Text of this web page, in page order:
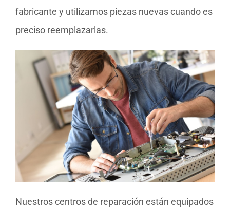
fabricante y utilizamos piezas nuevas cuando es
preciso reemplazarlas.
Nuestros centros de reparación están equipados